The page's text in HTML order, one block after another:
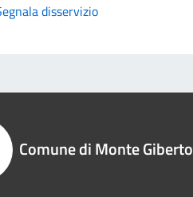
disservizio
Comune di Monte Giberto